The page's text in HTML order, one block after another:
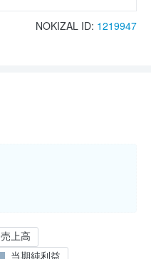
NOKIZAL ID: 1219947
売上高
当期純利益